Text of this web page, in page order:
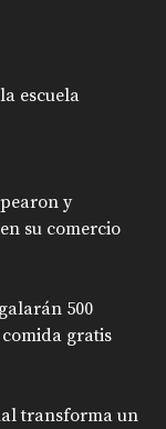
escuela
y
su comercio
500
gratis
transforma un